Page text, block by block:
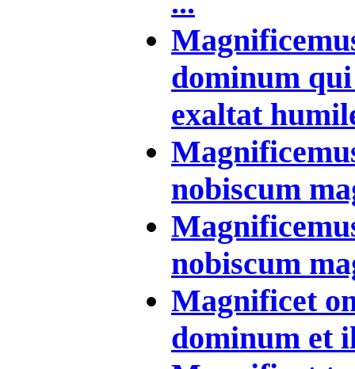
dominum
exaltat
nobiscum
nobiscum
Magnificet
dominum et